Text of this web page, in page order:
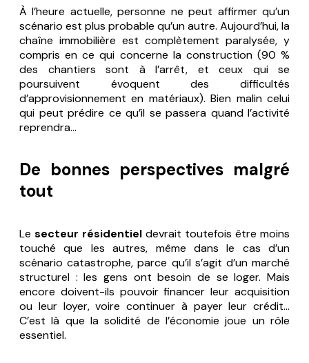
À l’heure actuelle, personne ne peut affirmer qu’un
scénario est plus probable qu’un autre. Aujourd’hui, la
chaîne immobilière est complètement paralysée, y
compris en ce qui concerne la construction (90 %
des chantiers sont à l’arrêt, et ceux qui se
poursuivent évoquent des difficultés
d’approvisionnement en matériaux). Bien malin celui
qui peut prédire ce qu’il se passera quand l’activité
reprendra…
De bonnes perspectives malgré
tout
Le secteur résidentiel devrait toutefois être moins
touché que les autres, même dans le cas d’un
scénario catastrophe, parce qu’il s’agit d’un marché
structurel : les gens ont besoin de se loger. Mais
encore doivent-ils pouvoir financer leur acquisition
ou leur loyer, voire continuer à payer leur crédit…
C’est là que la solidité de l’économie joue un rôle
essentiel.